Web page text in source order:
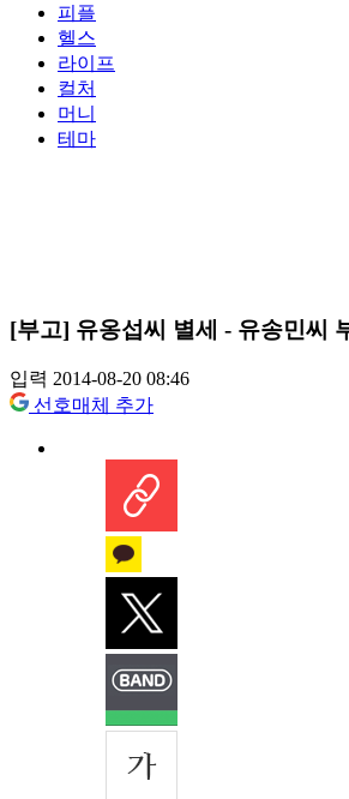
피플
헬스
라이프
컬처
머니
테마
[부고] 유옹섭씨 별세 - 유송민씨
입력 2014-08-20 08:46
선호매체 추가